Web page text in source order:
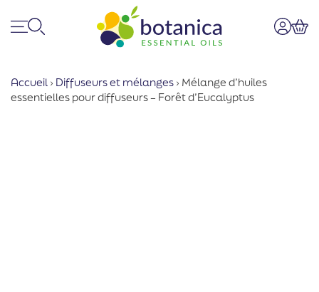
Accueil › Diffuseurs et mélanges › Mélange d’huiles
essentielles pour diffuseurs – Forêt d’Eucalyptus